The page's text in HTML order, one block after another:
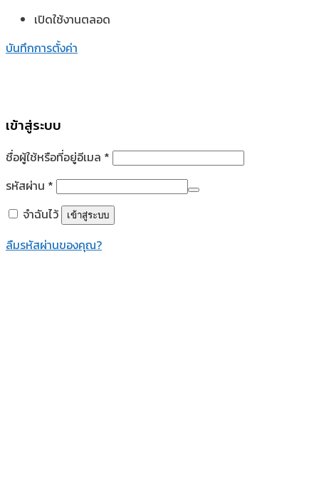
เปิดใช้งานตลอด
บันทึกการตั้งค่า
เข้าสู่ระบบ
ชื่อผู้ใช้หรือที่อยู่อีเมล *
รหัสผ่าน *
จำฉันไว้
เข้าสู่ระบบ
ลืมรหัสผ่านของคุณ?